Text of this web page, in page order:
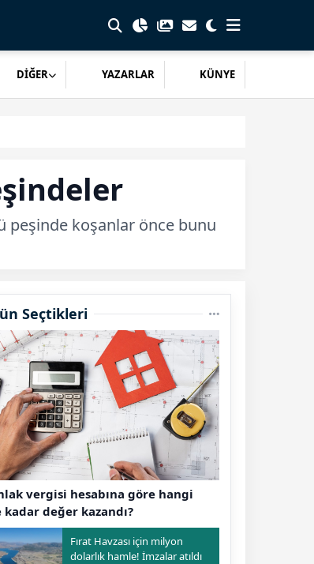
DİĞER YAZARLAR KÜNYE
peşinde koşanlar önce bunu
Seçtikleri
vergisi hesabına göre hangi
kadar değer kazandı?
Fırat Havzası için milyon
dolarlık hamle! İmzalar atıldı